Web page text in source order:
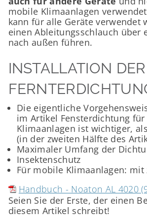
mobile Klimaanlagen
kann für alle Geräte verwendet
einen Ableitungsschlauch über
nach außen führen.
INSTALLATION DER
Die eigentliche
im Artikel Fensterdichtung
Klimaanlagen ist wichtiger,
(in der zweiten Hälfte des
Maximaler Umfang der
Insektenschutz
Für mobile Klimaanlagen: mit
Handbuch - Noaton AL 4020
Seien Sie der Erste, der einen
diesem Artikel schreibt!